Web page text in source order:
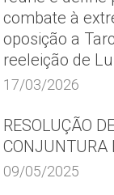
combate à
oposição a
reeleição de
17/03/2026
RESOLUÇÃO
CONJUNTURA
09/05/2025